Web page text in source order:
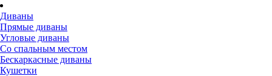
Диваны
Прямые диваны
Угловые диваны
Со спальным местом
Бескаркасные диваны
Кушетки